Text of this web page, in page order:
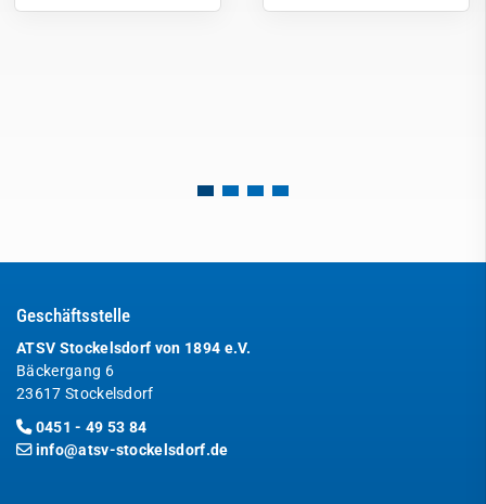
Geschäftsstelle
ATSV Stockelsdorf von 1894 e.V.
Bäckergang 6
23617 Stockelsdorf
0451 - 49 53 84
info@atsv-stockelsdorf.de